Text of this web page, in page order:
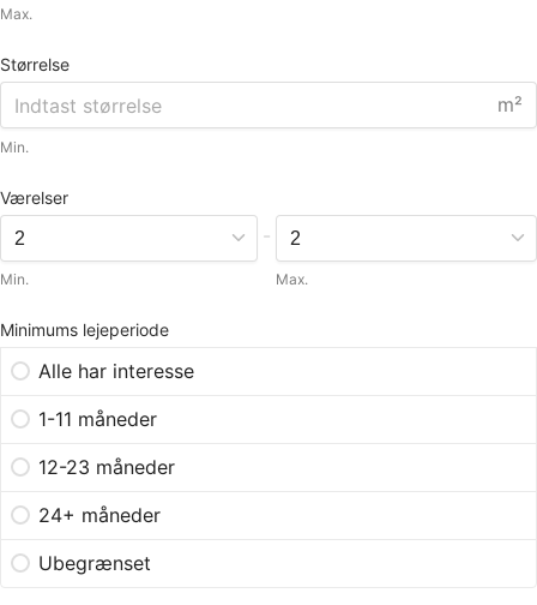
Max.
Størrelse
m²
Min.
Værelser
Min.
-
Max.
Minimums lejeperiode
Alle har interesse
1-11 måneder
12-23 måneder
24+ måneder
Ubegrænset